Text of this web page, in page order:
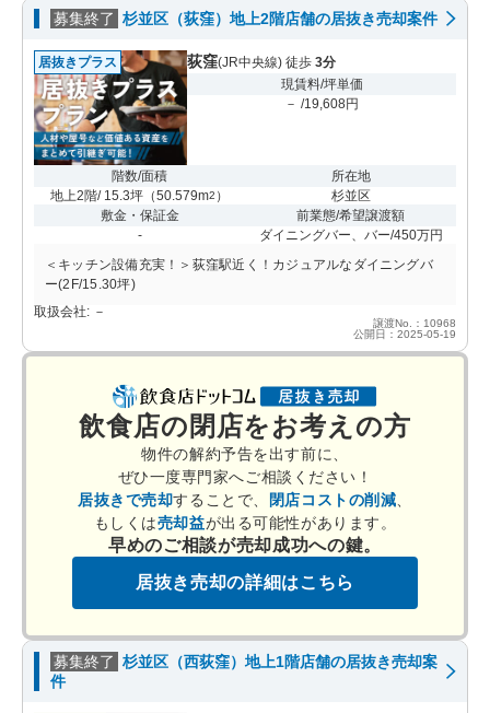
募集終了 杉並区（荻窪）地上2階店舗の居抜き売却案件
居抜きプラス 荻窪(JR中央線) 徒歩 3分
現賃料/坪単価
－ /19,608円
階数/面積
地上2階/ 15.3坪 （50.579m2 ）
所在地
杉並区
敷金・保証金
-
前業態/希望譲渡額
ダイニングバー、バー/450万円
＜キッチン設備充実！＞荻窪駅近く！カジュアルなダイニングバ
ー(2F/15.30坪)
取扱会社: －
譲渡No.：10968
公開日：2025-05-19
飲食店の閉店をお考えの方
物件の解約予告を出す前に、
ぜひ一度専門家へご相談ください！
居抜きで売却することで、 閉店コストの削減
もしくは売却益が出る可能性があります。
早めのご相談が売却成功への鍵。
居抜き売却の詳細はこちら
募集終了 杉並区（西荻窪）地上1階店舗の居抜き売却案
件